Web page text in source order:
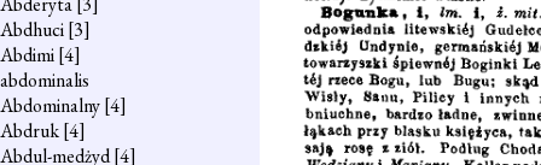
Abdhuci[3]
Abdimi[4]
abdominalis
Abdominalny[4]
Abdruk[4]
Abdul-medżyd[4]